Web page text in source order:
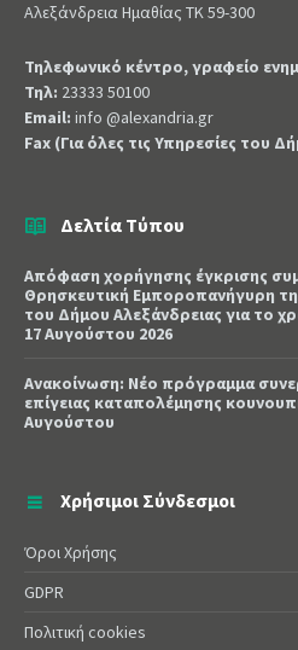
Αλεξάνδρεια Ημαθίας ΤΚ 59-300
Τηλεφωνικό κέντρο, γραφείο
Τηλ: 23333 50100
Email: info @alexandria.gr
Fax (Για όλες τις Υπηρεσίες του
Δελτία Τύπου
Απόφαση χορήγησης έγκρισης
Θρησκευτική Εμποροπανήγυρη
του Δήμου Αλεξάνδρειας για το
17 Αυγούστου 2026
Ανακοίνωση: Νέο πρόγραμμα
επίγειας καταπολέμησης
Αυγούστου
Χρήσιμοι Σύνδεσμοι
Όροι Χρήσης
GDPR
Πολιτική cookies